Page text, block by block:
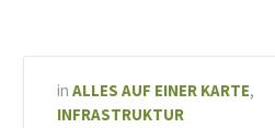
inALLES AUF EINER KARTE,
INFRASTRUKTUR